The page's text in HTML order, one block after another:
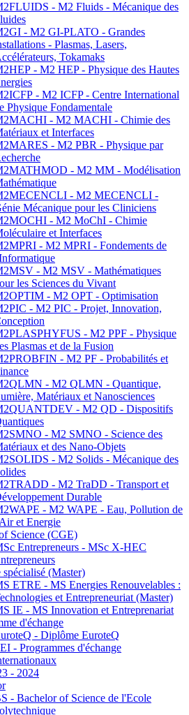
- M2 Fluids - Mécanique des
- M2 GI-PLATO - Grandes
- Plasmas, Lasers,
Tokamaks
- M2 HEP - Physique des Hautes
- M2 ICFP - Centre International
Physique Fondamentale
- M2 MACHI - Chimie des
et Interfaces
- M2 PBR - Physique par
- M2 MM - Modélisation
- M2 MECENCLI -
Mécanique pour les Cliniciens
- M2 MoChI - Chimie
et Interfaces
- M2 MPRI - Fondements de
- M2 MSV - Mathématiques
les Sciences du Vivant
- M2 OPT - Optimisation
- M2 PIC - Projet, Innovation,
- M2 PPF - Physique
Plasmas et de la Fusion
- M2 PF - Probabilités et
- M2 QLMN - Quantique,
Matériaux et Nanosciences
- M2 QD - Dispositifs
- M2 SMNO - Science des
et des Nano-Objets
- M2 Solids - Mécanique des
- M2 TraDD - Transport et
Durable
- M2 WAPE - Eau, Pollution de
et Energie
Science (CGE)
Entrepreneurs - MSc X-HEC
spécialisé (Master)
ETRE - MS Energies Renouvelables :
et Entrepreneuriat (Master)
IE - MS Innovation et Entreprenariat
d'échange
- Diplôme EuroteQ
- Programmes d'échange
- 2024
- Bachelor of Science de l'Ecole